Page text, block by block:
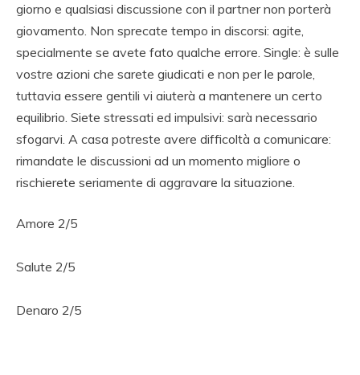
giorno e qualsiasi discussione con il partner non porterà
giovamento. Non sprecate tempo in discorsi: agite,
specialmente se avete fato qualche errore. Single: è sulle
vostre azioni che sarete giudicati e non per le parole,
tuttavia essere gentili vi aiuterà a mantenere un certo
equilibrio. Siete stressati ed impulsivi: sarà necessario
sfogarvi. A casa potreste avere difficoltà a comunicare:
rimandate le discussioni ad un momento migliore o
rischierete seriamente di aggravare la situazione.
Amore 2/5
Salute 2/5
Denaro 2/5